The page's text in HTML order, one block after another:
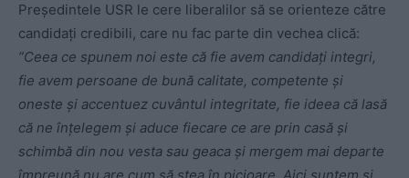
Președintele USR le cere liberalilor să se orienteze către
candidați credibili, care nu fac parte din vechea clică:
”Ceea ce spunem noi este că fie avem candidați integri,
fie avem persoane de bună calitate, competente și
oneste și accentuez cuvântul integritate, fie ideea că lasă
că ne înțelegem și aduce fiecare ce are prin casă și
schimbă din nou vesta sau geaca și mergem mai departe